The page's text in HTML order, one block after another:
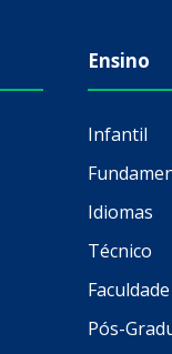
Ensino
Infantil
Idiomas
Técnico
Faculdade
Pós-